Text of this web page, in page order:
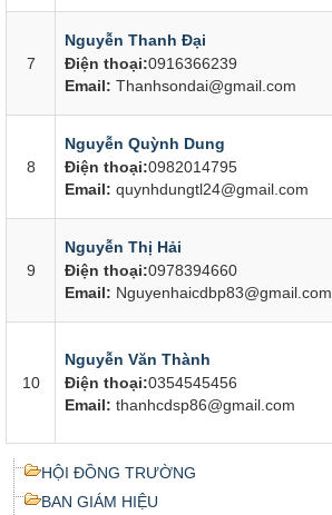
7
Nguyễn Thanh Đại
Điện thoại:0916366239
Email: Thanhsondai@gmail.com
8
Nguyễn Quỳnh Dung
Điện thoại:0982014795
Email: quynhdungtl24@gmail.com
9
Nguyễn Thị Hải
Điện thoại:0978394660
Email: Nguyenhaicdbp83@gmail.com
10
Nguyễn Văn Thành
Điện thoại:0354545456
Email: thanhcdsp86@gmail.com
HỘI ĐỒNG TRƯỜNG
BAN GIÁM HIỆU